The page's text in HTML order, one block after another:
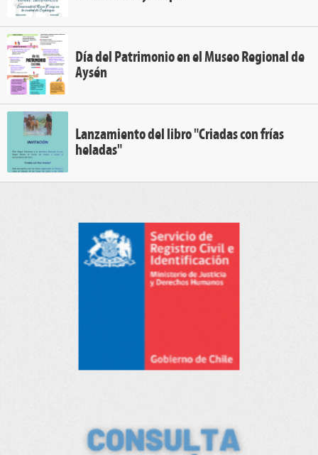
Día del Patrimonio en el Museo Regional de
Aysén
Lanzamiento del libro "Criadas con frías
heladas"